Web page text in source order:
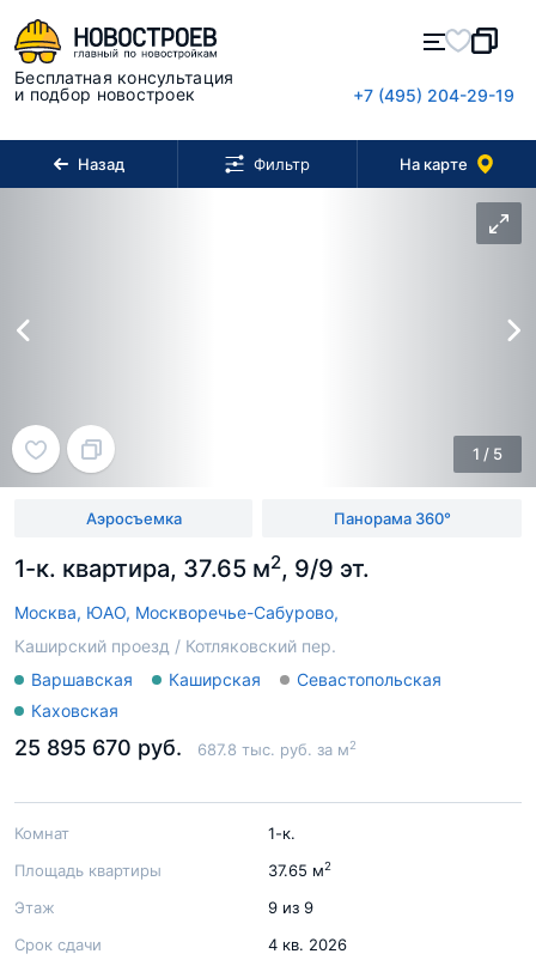
Бесплатная консультация
и подбор новостроек
+7 (495) 204-29-19
Назад Фильтр На карте
1-к. квартира, 37.65 м2, 9/9 эт.
Москва, ЮАО, Москворечье-Сабурово,
Каширский проезд / Котляковский пер.
Варшавская
Каширская
Севастопольская
Каховская
Аэросъемка Панорама 360°
1 / 5
25 895 670 руб. 687.8 тыс. руб. за м2
Комнат
1-к.
Площадь квартиры
37.65 м2
Этаж
9 из 9
Срок сдачи
4 кв. 2026